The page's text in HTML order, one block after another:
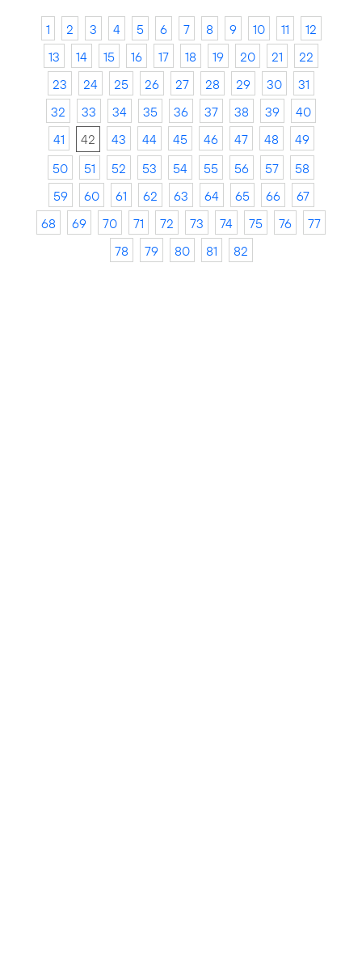
1 2 3 4 5 6 7 8 9 10 11
12
13
14 15 16 17 18 19 20 21
22
23
24 25 26 27 28 29 30
31
32
33 34 35 36 37 38 39
40
41
42 43 44 45 46 47 48
49
50
51 52 53 54 55 56 57
58
59
60 61 62 63 64 65 66
67
68
69 70 71 72 73 74 75 76
77
78
79 80 81 82